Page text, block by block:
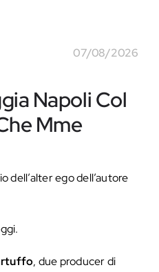
07/08/2026
Napoli Col
Mme
dell’alter ego dell’autore
, due producer di